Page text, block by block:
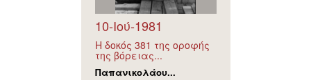
10-Ιού-1981
Η δοκός 381 της οροφής
της βόρειας...
Παπανικολάου...